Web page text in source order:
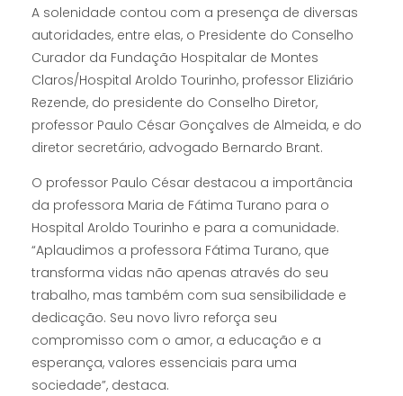
A solenidade contou com a presença de diversas
autoridades, entre elas, o Presidente do Conselho
Curador da Fundação Hospitalar de Montes
Claros/Hospital Aroldo Tourinho, professor Eliziário
Rezende, do presidente do Conselho Diretor,
professor Paulo César Gonçalves de Almeida, e do
diretor secretário, advogado Bernardo Brant.
O professor Paulo César destacou a importância
da professora Maria de Fátima Turano para o
Hospital Aroldo Tourinho e para a comunidade.
“Aplaudimos a professora Fátima Turano, que
transforma vidas não apenas através do seu
trabalho, mas também com sua sensibilidade e
dedicação. Seu novo livro reforça seu
compromisso com o amor, a educação e a
esperança, valores essenciais para uma
sociedade”, destaca.